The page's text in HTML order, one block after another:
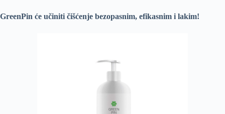
GreenPin će učiniti čišćenje bezopasnim, efikasnim i lakim!